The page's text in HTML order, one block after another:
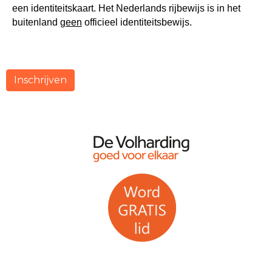
een identiteitskaart. Het Nederlands rijbewijs is in het
buitenland geen officieel identiteitsbewijs.
Inschrijven